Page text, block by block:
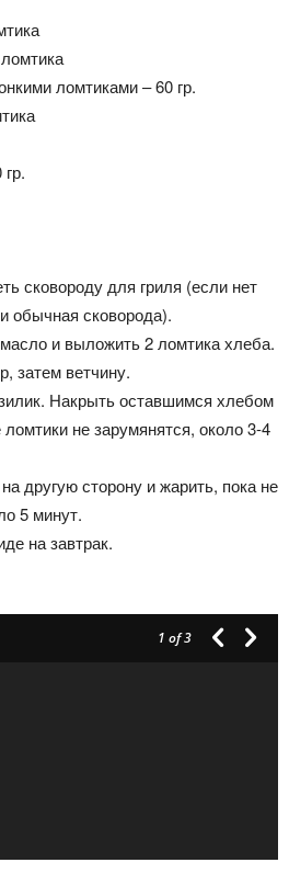
ломтиками – 60 гр.
сковороду для гриля (если нет
обычная сковорода).
и выложить 2 ломтика хлеба.
затем ветчину.
Накрыть оставшимся хлебом
не зарумянятся, около 3-4
другую сторону и жарить, пока не
5 минут.
на завтрак.
1 of 3